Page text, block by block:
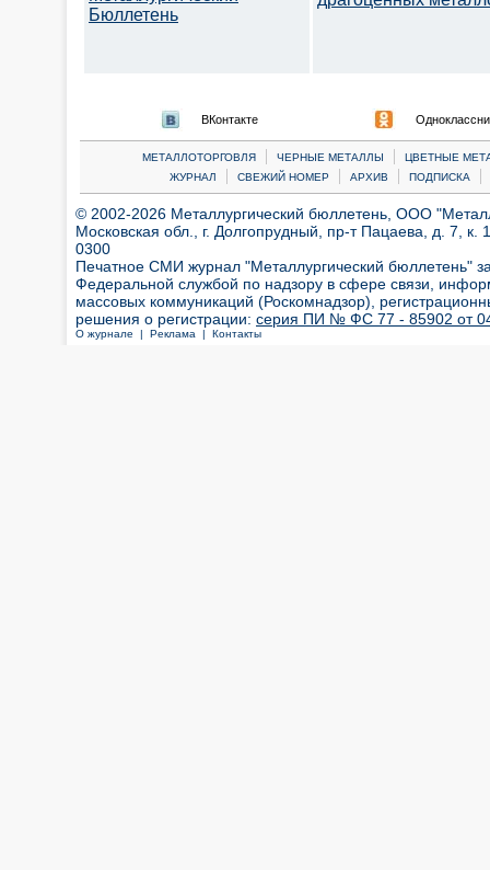
Бюллетень
ВКонтакте
МЕТАЛЛОТОРГОВЛЯ | ЧЕРНЫЕ МЕТАЛЛЫ |
ЦВЕТНЫЕ
ЖУРНАЛ
| СВЕЖИЙ НОМЕР | АРХИВ | ПОДПИСКА |
© 2002-2026 Металлургический бюллетень, ООО
Московская обл., г. Долгопрудный, пр-т Пацаева, д. 7,
0300
Печатное СМИ журнал "Металлургический бюллетень"
Федеральной службой по надзору в сфере связи,
массовых коммуникаций (Роскомнадзор),
решения о регистрации: серия ПИ № ФС 77 - 85902 от 04
О журнале | Реклама | Контакты